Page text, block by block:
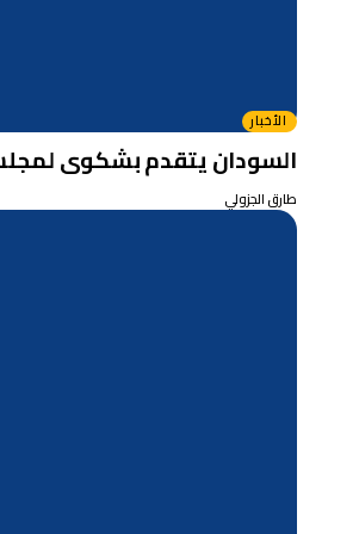
الأخبار
السودان يتقدم بشكوى
طارق الجزولي